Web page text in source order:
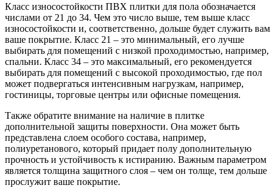
Класс износостойкости ПВХ плитки для пола обозначается
числами от 21 до 34. Чем это число выше, тем выше класс
износостойкости и, соответственно, дольше будет служить вам
ваше покрытие. Класс 21 – это минимальный, его лучше
выбирать для помещений с низкой проходимостью, например,
спальни. Класс 34 – это максимальный, его рекомендуется
выбирать для помещений с высокой проходимостью, где пол
может подвергаться интенсивным нагрузкам, например,
гостиницы, торговые центры или офисные помещения.
Также обратите внимание на наличие в плитке
дополнительной защиты поверхности. Она может быть
представлена слоем особого состава, например,
полиуретанового, который придает полу дополнительную
прочность и устойчивость к истиранию. Важным параметром
является толщина защитного слоя – чем он толще, тем дольше
прослужит ваше покрытие.